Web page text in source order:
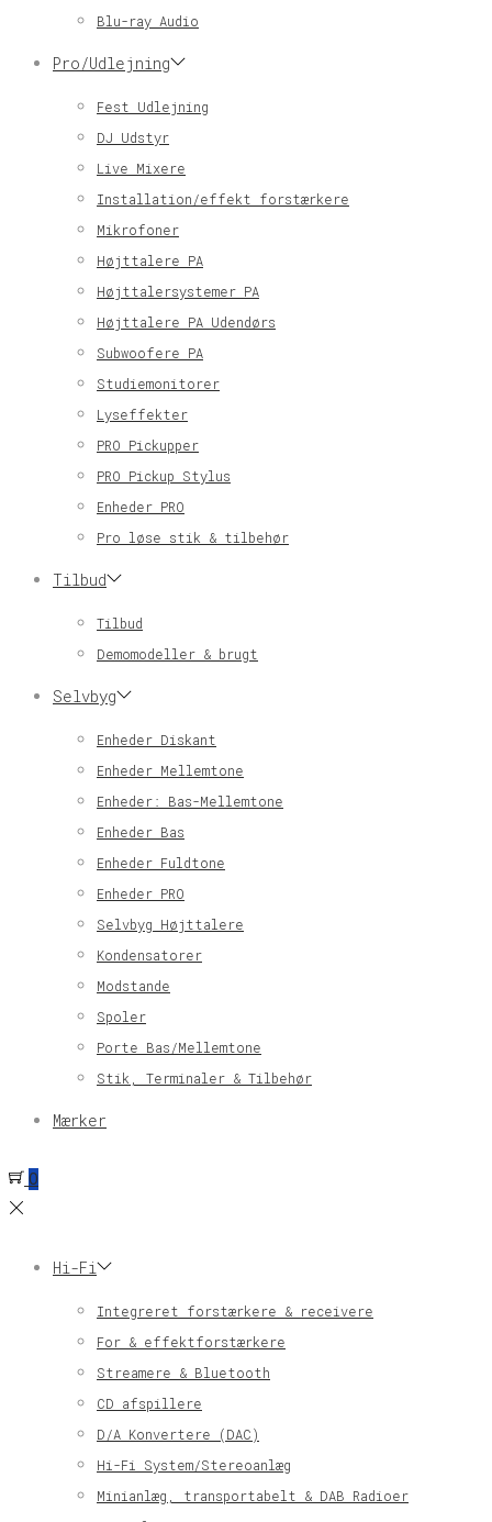
Blu-ray Audio
Pro/Udlejning
Fest Udlejning
DJ Udstyr
Live Mixere
Installation/effekt forstærkere
Mikrofoner
Højttalere PA
Højttalersystemer PA
Højttalere PA Udendørs
Subwoofere PA
Studiemonitorer
Lyseffekter
PRO Pickupper
PRO Pickup Stylus
Enheder PRO
Pro løse stik & tilbehør
Tilbud
Tilbud
Demomodeller & brugt
Selvbyg
Enheder Diskant
Enheder Mellemtone
Enheder: Bas-Mellemtone
Enheder Bas
Enheder Fuldtone
Enheder PRO
Selvbyg Højttalere
Kondensatorer
Modstande
Spoler
Porte Bas/Mellemtone
Stik, Terminaler & Tilbehør
Mærker
0
Hi-Fi
Integreret forstærkere & receivere
For & effektforstærkere
Streamere & Bluetooth
CD afspillere
D/A Konvertere (DAC)
Hi-Fi System/Stereoanlæg
Minianlæg, transportabelt & DAB Radioer